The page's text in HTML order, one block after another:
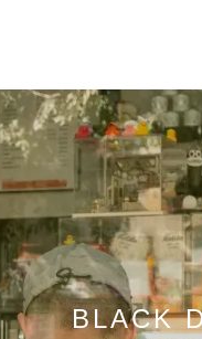
BLACK